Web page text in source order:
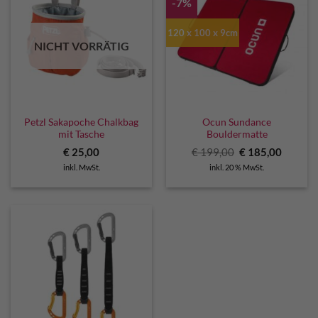
NICHT VORRÄTIG
Petzl Sakapoche Chalkbag
mit Tasche
€ 25,00
inkl. MwSt.
120 x 100 x 9cm
Ocun Sundance
Bouldermatte
€199,00 Ursprünglicher
war:
€ 185,00
inkl. 20 % MwSt.